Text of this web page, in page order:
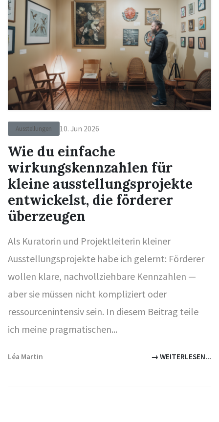
Ausstellungen 10. Jun 2026
Wie du einfache
wirkungskennzahlen für
kleine ausstellungsprojekte
entwickelst, die förderer
überzeugen
Als Kuratorin und Projektleiterin kleiner
Ausstellungsprojekte habe ich gelernt: Förderer
wollen klare, nachvollziehbare Kennzahlen —
aber sie müssen nicht kompliziert oder
ressourcenintensiv sein. In diesem Beitrag teile
ich meine pragmatischen...
Léa Martin → WEITERLESEN...